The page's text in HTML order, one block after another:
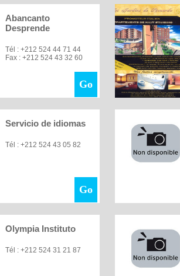
Abancanto
Desprende
Tél : +212 524 44 71 44
Fax : +212 524 43 32 60
Go
Servicio de idiomas
Tél : +212 524 43 05 82
Go
Olympia Instituto
Tél : +212 524 31 21 87